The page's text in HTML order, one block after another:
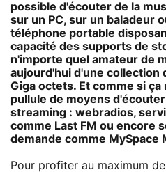
possible d'écouter de la
sur un PC, sur un baladeur
téléphone portable
capacité des supports de
n'importe quel amateur de
aujourd'hui d'une collection
Giga octets. Et comme si
pullule de moyens
streaming : webradios,
comme Last FM ou encore
demande comme MySpace
Pour profiter au maximum